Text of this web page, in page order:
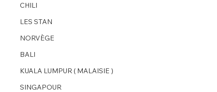
CHILI
LES STAN
NORVÈGE
BALI
KUALA LUMPUR ( MALAISIE )
SINGAPOUR